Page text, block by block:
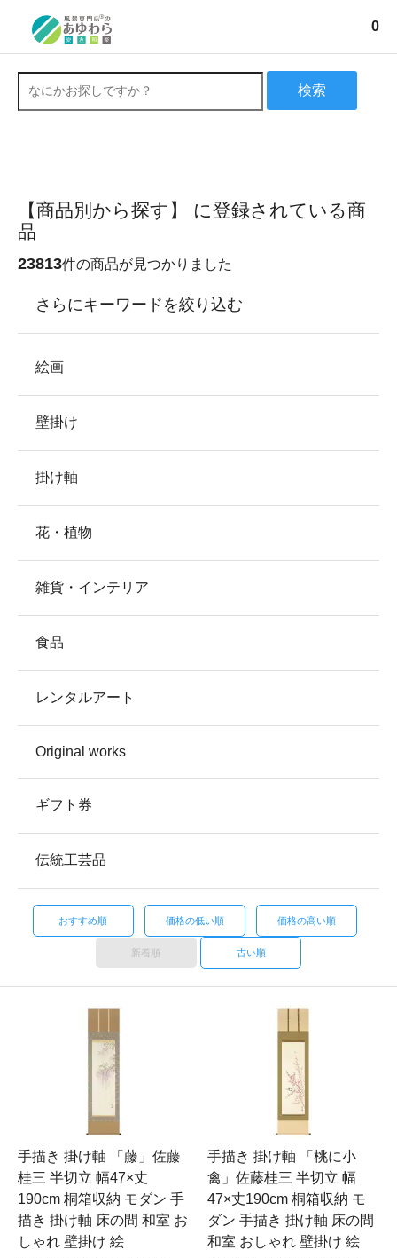
0
検索
【商品別から探す】 に登録されている商
品
23813件の商品が見つかりました
さらにキーワードを絞り込む
絵画
壁掛け
掛け軸
花・植物
雑貨・インテリア
食品
レンタルアート
Original works
ギフト券
伝統工芸品
おすすめ順 価格の低い順 価格の高い順
新着順 古い順
手描き 掛け軸 「藤」佐藤
桂三 半切立 幅47×丈
190cm 桐箱収納 モダン 手
描き 掛け軸 床の間 和室 お
しゃれ 壁掛け 絵
手描き 掛け軸 「桃に小
禽」佐藤桂三 半切立 幅
47×丈190cm 桐箱収納 モ
ダン 手描き 掛け軸 床の間
和室 おしゃれ 壁掛け 絵